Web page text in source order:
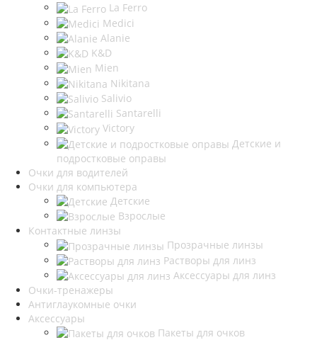
La Ferro
Medici
Alanie
K&D
Mien
Nikitana
Salivio
Santarelli
Victory
Детские и
подростковые оправы
Очки для водителей
Очки для компьютера
Детские
Взрослые
Контактные линзы
Прозрачные линзы
Растворы для линз
Аксессуары для линз
Очки-тренажеры
Антиглаукомные очки
Аксессуары
Пакеты для очков